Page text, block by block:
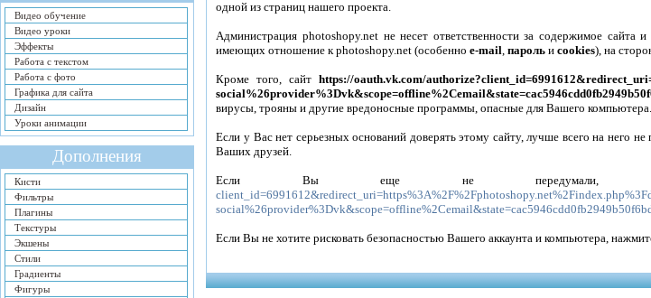
Видео обучение
Видео уроки
Эффекты
Работа с текстом
Работа с фото
Графика для сайта
Дизайн
Уроки анимации
Дополнения
Кисти
Фильтры
Плагины
Текстуры
Экшены
Стили
Градиенты
Фигуры
одной из страниц нашего проекта.
Администрация photoshopy.net не несет ответственности за содержимое сайтаи
имеющих отношение к photoshopy.net (особенноe-mail,пароль иcookies), на
Кроме того, сайтhttps://oauth.vk.com/
вирусы, трояны и другие вредоносные программы, опасные для Вашего компьютера.
Если у Вас нет серьезных оснований доверять этому сайту, лучше всего на него
Ваших друзей.
Если Вы еще не
Если Вы не хотите рисковать безопасностью Вашего аккаунта и компьютера,